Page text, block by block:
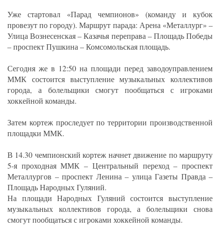
Уже стартовал «Парад чемпионов» (команду и кубок
провезут по городу). Маршрут парада: Арена «Металлург» –
Улица Вознесенская – Казачья переправа – Площадь Победы
– проспект Пушкина – Комсомольская площадь.
Сегодня же в 12:50 на площади перед заводоуправлением
ММК состоится выступление музыкальных коллективов
города, а болельщики смогут пообщаться с игроками
хоккейной команды.
Затем кортеж проследует по территории производственной
площадки ММК.
В 14.30 чемпионский кортеж начнет движение по маршруту
5-я проходная ММК – Центральный переход – проспект
Металлургов – проспект Ленина – улица Газеты Правда –
Площадь Народных Гуляний.
На площади Народных Гуляний состоится выступление
музыкальных коллективов города, а болельщики снова
смогут пообщаться с игроками хоккейной команды.